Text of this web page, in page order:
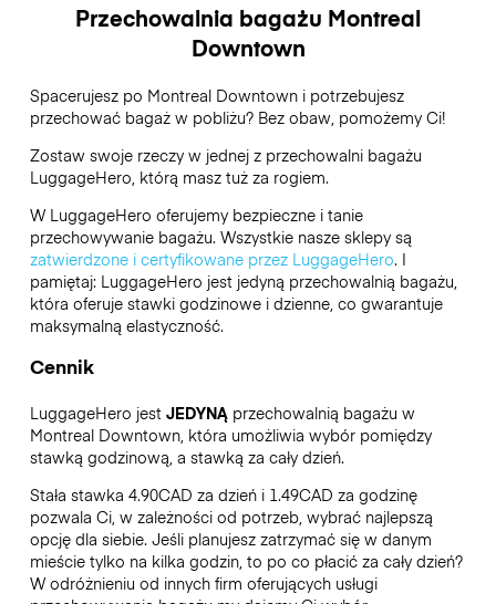
Przechowalnia bagażu Montreal
Downtown
Spacerujesz po Montreal Downtown i potrzebujesz
przechować bagaż w pobliżu? Bez obaw, pomożemy Ci!
Zostaw swoje rzeczy w jednej z przechowalni bagażu
LuggageHero, którą masz tuż za rogiem.
W LuggageHero oferujemy bezpieczne i tanie
przechowywanie bagażu. Wszystkie nasze sklepy są
zatwierdzone i certyfikowane przez LuggageHero. I
pamiętaj: LuggageHero jest jedyną przechowalnią bagażu,
która oferuje stawki godzinowe i dzienne, co gwarantuje
maksymalną elastyczność.
Cennik
LuggageHero jest JEDYNĄprzechowalnią bagażu w
Montreal Downtown, która umożliwia wybór pomiędzy
stawką godzinową, a stawką za cały dzień.
Stała stawka 4.90CAD za dzień i 1.49CAD za godzinę
pozwala Ci, w zależności od potrzeb, wybrać najlepszą
opcję dla siebie. Jeśli planujesz zatrzymać się w danym
mieście tylko na kilka godzin, to po co płacić za cały dzień?
W odróżnieniu od innych firm oferujących usługi